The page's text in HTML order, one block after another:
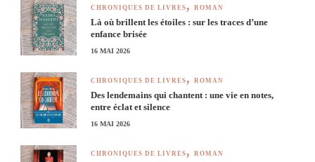
CHRONIQUES DE LIVRES ROMAN
Là où brillent les étoiles : sur les traces d’une
enfance brisée
16 MAI 2026
CHRONIQUES DE LIVRES ROMAN
Des lendemains qui chantent : une vie en notes,
entre éclat et silence
16 MAI 2026
CHRONIQUES DE LIVRES ROMAN